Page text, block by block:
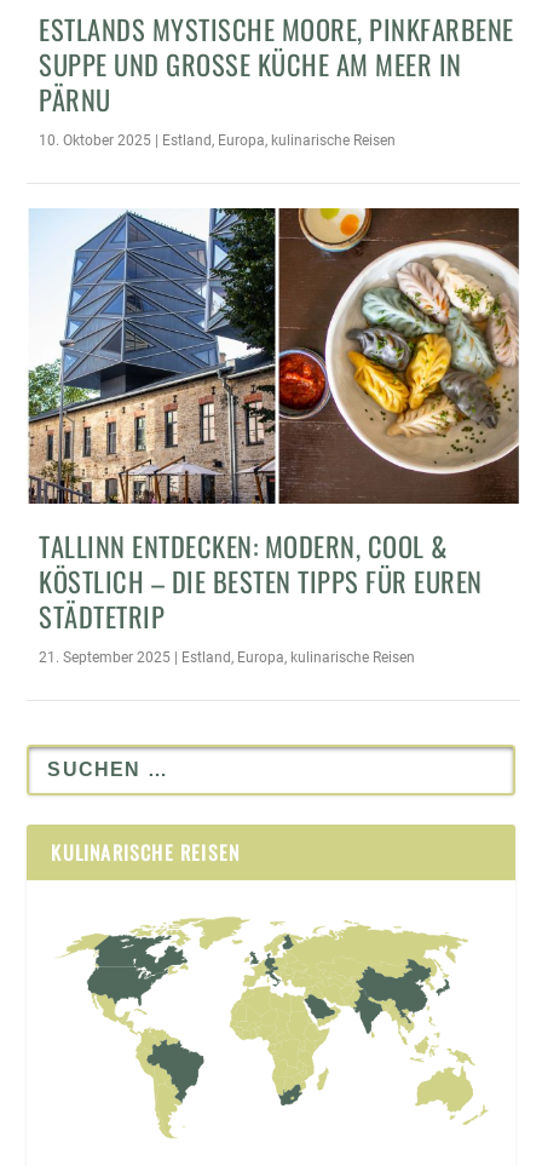
KÖSTLICH – ...
ESTLANDS MYSTISCHE MOORE, PINKFARBENE
SUPPE UND GROSSE KÜCHE AM MEER IN P
ÄRNU
10. Oktober 2025 | Estland, Europa, kulinarische Reisen
TALLINN ENTDECKEN: MODERN, COOL &
KÖSTLICH – DIE BESTEN TIPPS FÜR EUREN
STÄDTETRIP
21. September 2025 | Estland, Europa, kulinarische Reisen
KULINARISCHE REISEN